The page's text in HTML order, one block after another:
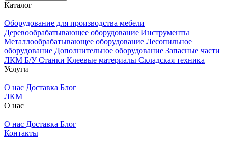
Каталог
Оборудование для производства мебели
Деревообрабатывающее оборудование Инструменты
Металлообрабатывающее оборудование Лесопильное
оборудование Дополнительное оборудование Запасные части
ЛКМ Б/У Станки Клеевые материалы Складская техника
Услуги
О нас Доставка Блог
ЛКМ
О нас
О нас Доставка Блог
Контакты